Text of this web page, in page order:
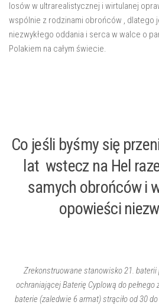
losów w ultrarealistycznej i wirtulanej
wspólnie z rodzinami obrońców , dlatego
niezwykłego oddania i serca w walce o
Polakiem na całym świecie.
Co jeśli byśmy się
lat wstecz na Hel
samych obrońców i
opowieści
Zrekonstruowane stanowisko 21. baterii
ochraniającej Baterię Cyplową do
baterie (zaledwie 6 armat) strąciło od 30